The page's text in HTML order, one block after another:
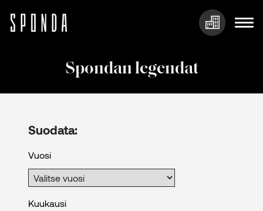
Spondan legendat
Suodata:
Vuosi
Kuukausi